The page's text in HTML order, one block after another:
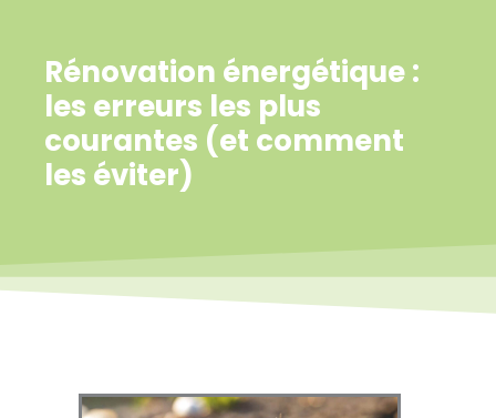
Rénovation énergétique :
les erreurs les plus
courantes (et comment
les éviter)